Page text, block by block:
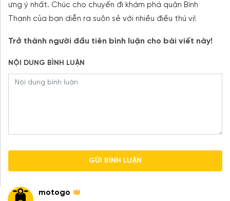
motogo
ưng ý nhất. Chúc cho chuyến đi khám phá quận Bình
Thạnh của bạn diễn ra suôn sẻ với nhiều điều thú vị!
Trở thành người đầu tiên bình luận cho bài viết này!
NỘI DUNG BÌNH LUẬN